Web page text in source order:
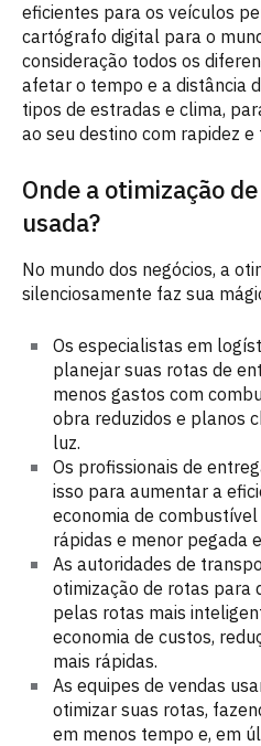
eficientes para os veículos
cartógrafo digital para o
consideração todos os
afetar o tempo e a distância
tipos de estradas e clima,
ao seu destino com rapidez e
Onde a otimização
usada?
No mundo dos negócios, a
silenciosamente faz sua
Os especialistas em
planejar suas rotas de
menos gastos com
obra reduzidos e planos
luz.
Os profissionais de
isso para aumentar a
economia de
rápidas e menor pegada
As autoridades de
otimização de rotas para
pelas rotas mais
economia de custos,
mais rápidas.
As equipes de vendas
otimizar suas rotas,
em menos tempo e, em